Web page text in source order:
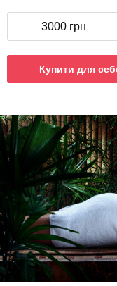
3000 грн
Купити для